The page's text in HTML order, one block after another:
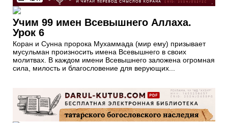
Учим 99 имен Всевышнего Аллаха.
Урок 6
Коран и Сунна пророка Мухаммада (мир ему) призывает
мусульман произносить имена Всевышнего в своих
молитвах. В каждом имени Всевышнего заложена огромная
сила, милость и благословение для верующих...